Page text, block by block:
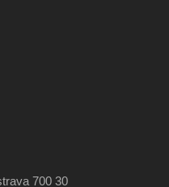
700 30